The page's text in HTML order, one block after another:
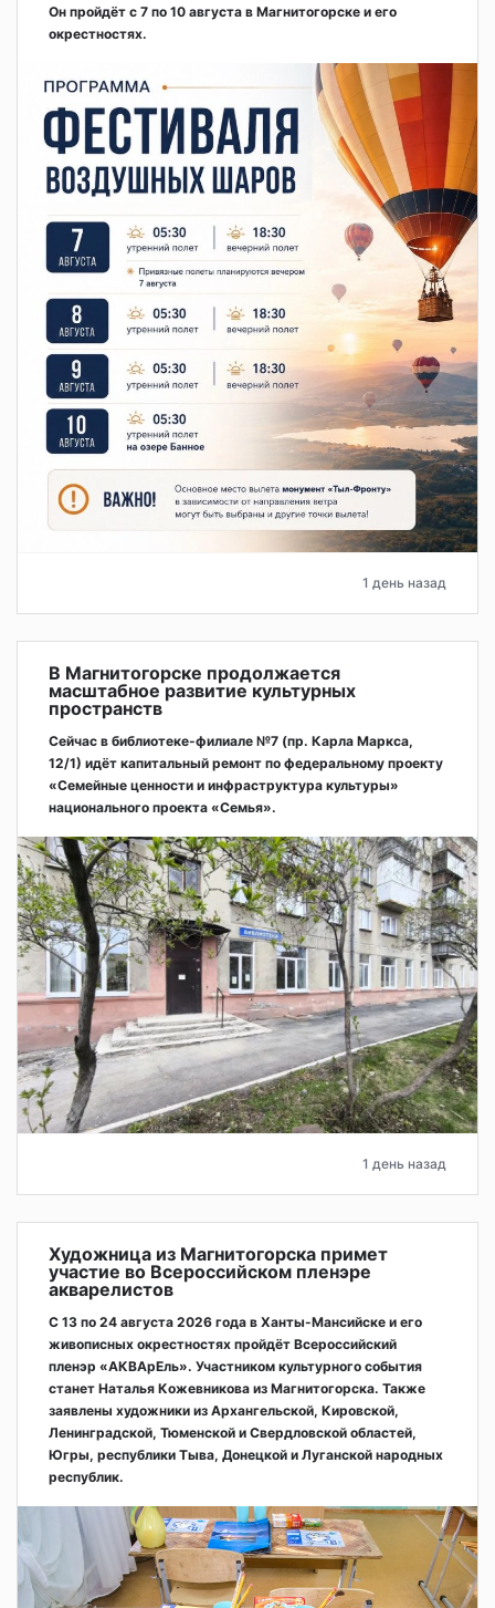
Он пройдёт с 7 по 10 августа в Магнитогорске и его
окрестностях.
1 день назад
В Магнитогорске продолжается
масштабное развитие культурных
пространств
Сейчас в библиотеке-филиале №7 (пр. Карла Маркса,
12/1) идёт капитальный ремонт по федеральному проекту
«Семейные ценности и инфраструктура культуры»
национального проекта «Семья».
1 день назад
Художница из Магнитогорска примет
участие во Всероссийском пленэре
акварелистов
С 13 по 24 августа 2026 года в Ханты-Мансийске и его
живописных окрестностях пройдёт Всероссийский
пленэр «АКВАрЕль». Участником культурного события
станет Наталья Кожевникова из Магнитогорска. Также
заявлены художники из Архангельской, Кировской,
Ленинградской, Тюменской и Свердловской областей,
Югры, республики Тыва, Донецкой и Луганской народных
республик.